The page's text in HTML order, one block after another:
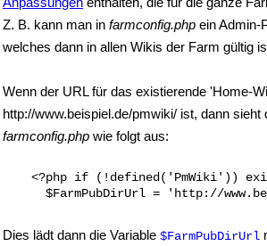
Z. B. kann man in farmconfig.php ein Admin-
welches dann in allen Wikis der Farm gültig
Wenn der URL für das existierende 'Home-
http://www.beispiel.de/pmwiki/ ist, dann sieht
farmconfig.php wie folgt aus:
<?php if (!defined('PmWiki'))
Dies lädt dann die Variable $FarmPubDirUrl